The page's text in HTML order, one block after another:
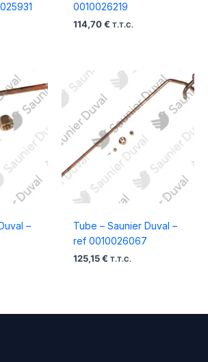
0010026219
114,70 € T.T.C.
–
Tube – Saunier Duval –
ref 0010026067
125,15 € T.T.C.